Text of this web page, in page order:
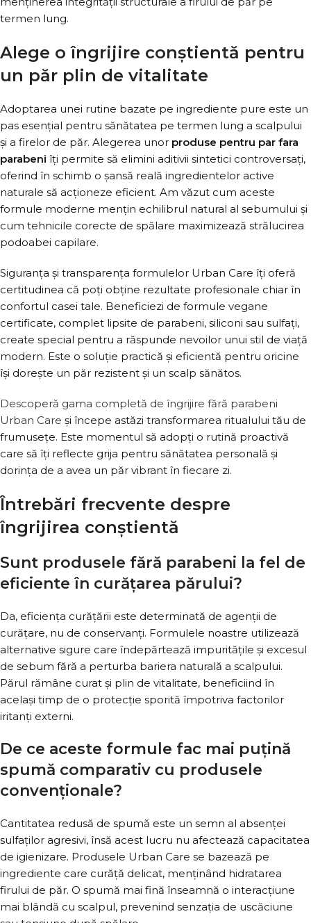
termen lung.
Alege o îngrijire conștientă pentru
un păr plin de vitalitate
Adoptarea unei rutine bazate pe ingrediente pure este un
pas esențial pentru sănătatea pe termen lung a scalpului
și a firelor de păr. Alegerea unor produse pentru par fara
parabeni îți permite să elimini aditivii sintetici controversați,
oferind în schimb o șansă reală ingredientelor active
naturale să acționeze eficient. Am văzut cum aceste
formule moderne mențin echilibrul natural al sebumului și
cum tehnicile corecte de spălare maximizează strălucirea
podoabei capilare.
Siguranța și transparența formulelor Urban Care îți oferă
certitudinea că poți obține rezultate profesionale chiar în
confortul casei tale. Beneficiezi de formule vegane
certificate, complet lipsite de parabeni, siliconi sau sulfați,
create special pentru a răspunde nevoilor unui stil de viață
modern. Este o soluție practică și eficientă pentru oricine
își dorește un păr rezistent și un scalp sănătos.
Descoperă gama completă de îngrijire fără parabeni
Urban Care și începe astăzi transformarea ritualului tău de
frumusețe. Este momentul să adopți o rutină proactivă
care să îți reflecte grija pentru sănătatea personală și
dorința de a avea un păr vibrant în fiecare zi.
Întrebări frecvente despre
îngrijirea conștientă
Sunt produsele fără parabeni la fel de
eficiente în curățarea părului?
Da, eficiența curățării este determinată de agenții de
curățare, nu de conservanți. Formulele noastre utilizează
alternative sigure care îndepărtează impuritățile și excesul
de sebum fără a perturba bariera naturală a scalpului.
Părul rămâne curat și plin de vitalitate, beneficiind în
același timp de o protecție sporită împotriva factorilor
iritanți externi.
De ce aceste formule fac mai puțină
spumă comparativ cu produsele
convenționale?
Cantitatea redusă de spumă este un semn al absenței
sulfaților agresivi, însă acest lucru nu afectează capacitatea
de igienizare. Produsele Urban Care se bazează pe
ingrediente care curăță delicat, menținând hidratarea
firului de păr. O spumă mai fină înseamnă o interacțiune
mai blândă cu scalpul, prevenind senzația de uscăciune